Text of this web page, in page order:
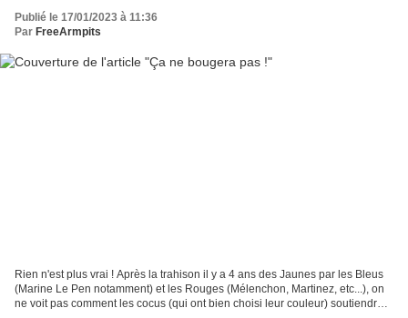
Publié le 17/01/2023 à 11:36
Par FreeArmpits
Rien n'est plus vrai ! Après la trahison il y a 4 ans des Jaunes par les Bleus
(Marine Le Pen notamment) et les Rouges (Mélenchon, Martinez, etc...), on
ne voit pas comment les cocus (qui ont bien choisi leur couleur) soutiendrait